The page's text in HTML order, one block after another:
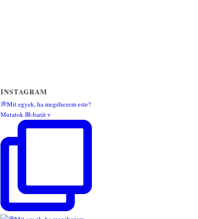
INSTAGRAM
💭Mit egyek, ha megéhezem este?
Mutatok IR-barát v